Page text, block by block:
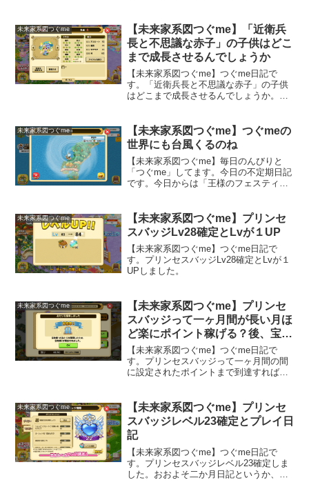
自動作業ロボットの解約を忘れたのです
が、継続したらとても便利でした。
未来家系図つぐme
【未来家系図つぐme】「近衛兵
長と不思議な赤子」の子供はどこ
まで成長させるんでしょうか
【未来家系図つぐme】つぐme日記で
す。「近衛兵長と不思議な赤子」の子供
はどこまで成長させるんでしょうか。な
はある程度成長させたら、皆さん成長さ
せるのはあまりしないのかなと思いまし
た。ある程度成長させたら、学習以外で
ポイント稼いでいるんだと思いますが、
果たしてどうやって稼ぐのかが気になり
ました。
未来家系図つぐme
【未来家系図つぐme】つぐmeの
世界にも台風くるのね
【未来家系図つぐme】毎日のんびりと
「つぐme」してます。今日の不定期日記
です。今日からは「王様のフェスティバ
未来家系図つぐme
【未来家系図つぐme】プリンセ
スバッジLv28確定とLvが１UP
【未来家系図つぐme】つぐme日記で
す。プリンセスバッジLv28確定とLvが１
UPしました。
未来家系図つぐme
【未来家系図つぐme】プリンセ
スバッジって一ヶ月間が長い月ほ
ど楽にポイント稼げる？後、宝物
庫１で当たり引きました。
【未来家系図つぐme】つぐme日記で
す。プリンセスバッジって一ヶ月間の間
に設定されたポイントまで到達すればレ
は簡単でマンスリーミッションはちょっ
と難しいです。デイリーポイントは簡単
に1日最大5ポイントまで稼げます。その
為、ひと月が31日まである月はデイリー
ポイントでプリンセスバッジのポイント
を稼ぎやすく、30日までの月は1日分減る
ので、一ヶ月でレベルを１ずつ上げたい
場合、少しマンスリーミッションを頑張
未来家系図つぐme
【未来家系図つぐme】プリンセ
スバッジレベル23確定とプレイ日
記
【未来家系図つぐme】つぐme日記で
す。プリンセスバッジレベル23確定しま
した。おおよそ二か月日記というか、プ